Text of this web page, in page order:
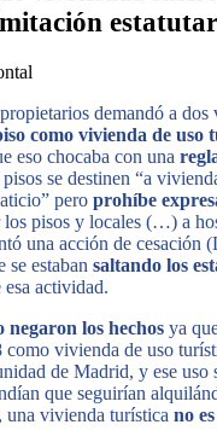
demandó a dos
como vivienda de uso
eso chocaba con una
se destinen “a
pero prohíbe
los pisos y locales (…) a
una acción de cesación
se estaban saltando los
actividad.
negaron los hechos ya
como vivienda de uso
de Madrid, y ese uso
que seguirían
una vivienda turística no